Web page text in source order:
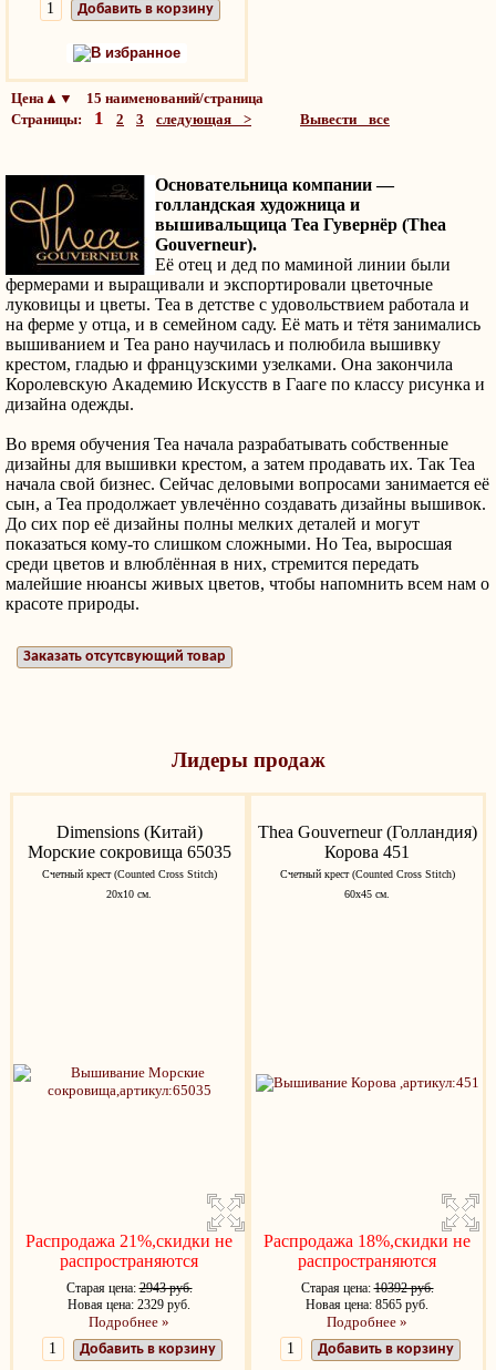
Добавить в корзину
В избранное
Цена▲▼ 15 наименований/страница
Страницы: 1 2 3 следующая > Вывести все
Основательница компании —
голландская художница и
вышивальщица Теа Гувернёр (Thea
Gouverneur).
Её отец и дед по маминой линии были
фермерами и выращивали и экспортировали цветочные
луковицы и цветы. Теа в детстве с удовольствием работала и
на ферме у отца, и в семейном саду. Её мать и тётя занимались
вышиванием и Теа рано научилась и полюбила вышивку
крестом, гладью и французскими узелками. Она закончила
Королевскую Академию Искусств в Гааге по классу рисунка и
дизайна одежды.
Во время обучения Теа начала разрабатывать собственные
дизайны для вышивки крестом, а затем продавать их. Так Теа
начала свой бизнес. Сейчас деловыми вопросами занимается её
сын, а Теа продолжает увлечённо создавать дизайны вышивок.
До сих пор её дизайны полны мелких деталей и могут
показаться кому-то слишком сложными. Но Теа, выросшая
среди цветов и влюблённая в них, стремится передать
малейшие нюансы живых цветов, чтобы напомнить всем нам о
красоте природы.
Заказать отсутсвующий товар
Лидеры продаж
Dimensions (Китай)
Морские сокровища 65035
Счетный крест (Counted Cross Stitch)
20х10 см.
Распродажа 21%,скидки не
распространяются
Старая цена:2943 руб.
Новая цена: 2329 руб.
Подробнее »
Добавить в корзину
Thea Gouverneur (Голландия)
Корова 451
Счетный крест (Counted Cross Stitch)
60х45 см.
Распродажа 18%,скидки не
распространяются
Старая цена:10392 руб.
Новая цена: 8565 руб.
Подробнее »
Добавить в корзину